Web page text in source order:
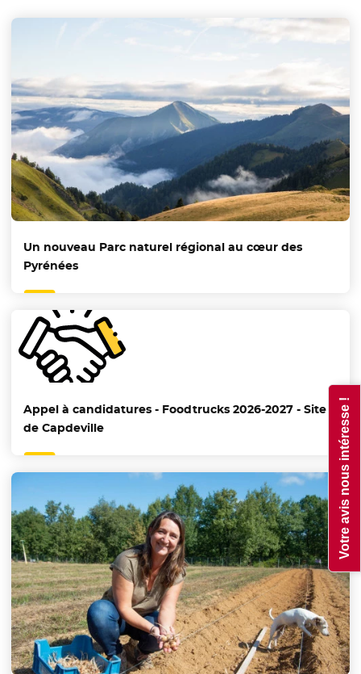
Un nouveau Parc naturel régional au cœur des
Pyrénées
Appel à candidatures - Foodtrucks 2026-2027 - Site
de Capdeville
Votre avis nous intéresse !